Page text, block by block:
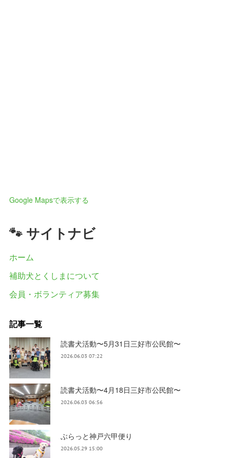
Google Mapsで表示する
🐾 サイトナビ
ホーム
補助犬とくしまについて
会員・ボランティア募集
記事一覧
読書犬活動〜5月31日三好市公民館〜
2026.06.03 07:22
読書犬活動〜4月18日三好市公民館〜
2026.06.03 06:56
ぶらっと神戸六甲便り
2026.05.29 15:00